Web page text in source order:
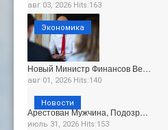
авг 03, 2026 Hits:163
Новый Министр Финансов Ве…
авг 01, 2026 Hits:140
Экономика
Арестован Мужчина, Подозр…
июль 31, 2026 Hits:153
Новости